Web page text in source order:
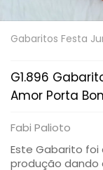
Gabaritos Festa
G1.896
Amor Porta
Fabi Palioto
Este Gabarito
produção dando